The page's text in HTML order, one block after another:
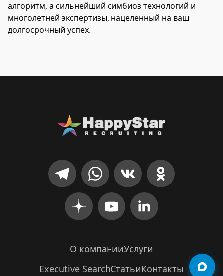
алгоритм, а сильнейший симбиоз технологий и
многолетней экспертизы, нацеленный на ваш
долгосрочный успех.
О компанииУслуги
Executive SearchСтатьиКонтакты